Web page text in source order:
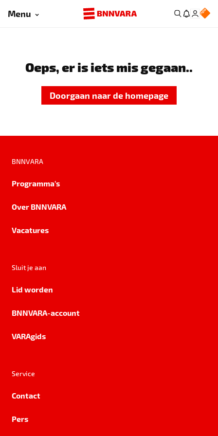
Menu
Oeps, er is iets mis gegaan..
Doorgaan naar de homepage
BNNVARA
Programma's
Over BNNVARA
Vacatures
Sluit je aan
Lid worden
BNNVARA-account
VARAgids
Service
Contact
Pers